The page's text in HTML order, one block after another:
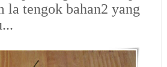
la tengok bahan2 yang